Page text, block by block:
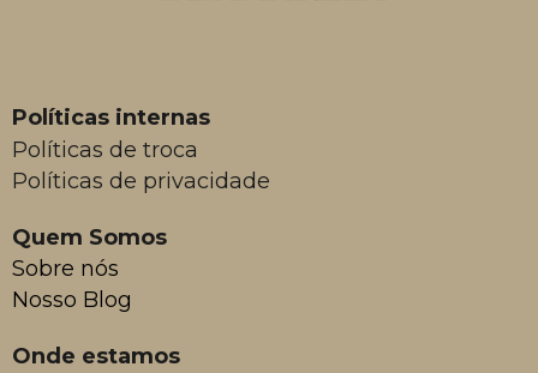
Políticas internas
Políticas de troca
Políticas de privacidade
Quem Somos
Sobre nós
Nosso Blog
Onde estamos